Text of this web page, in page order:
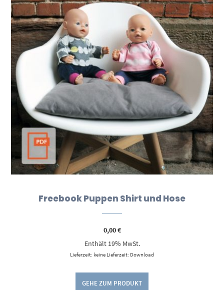
Freebook Puppen Shirt und Hose
0,00€
Enthält 19% MwSt.
Lieferzeit: keine Lieferzeit: Download
GEHE ZUM PRODUKT